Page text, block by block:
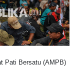
Pati Bersatu (AMPB)